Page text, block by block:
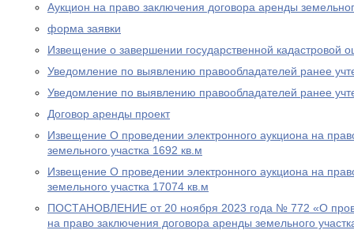
Аукцион на право заключения договора аренды
форма заявки
Извещение о завершении государственной кадастровой
Уведомление по выявлению правообладателей ранее
Уведомление по выявлению правообладателей ранее
Договор аренды проект
Извещение О проведении электронного аукциона на
земельного участка 1692 кв.м
Извещение О проведении электронного аукциона на
земельного участка 17074 кв.м
ПОСТАНОВЛЕНИЕ от 20 ноября 2023 года № 772 «О
на право заключения договора аренды земельного